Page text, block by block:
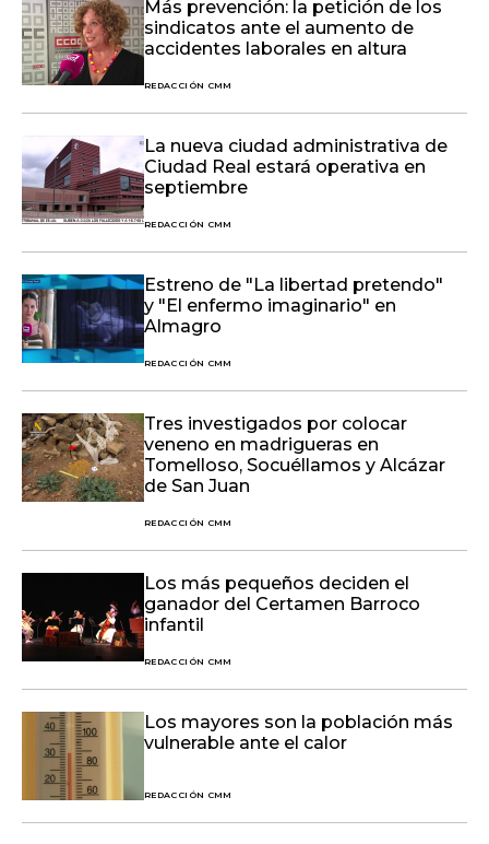
Más prevención: la petición de los
sindicatos ante el aumento de
accidentes laborales en altura
REDACCIÓN CMM
La nueva ciudad administrativa de
Ciudad Real estará operativa en
septiembre
REDACCIÓN CMM
Estreno de "La libertad pretendo"
y "El enfermo imaginario" en
Almagro
REDACCIÓN CMM
Tres investigados por colocar
veneno en madrigueras en
Tomelloso, Socuéllamos y Alcázar
de San Juan
REDACCIÓN CMM
Los más pequeños deciden el
ganador del Certamen Barroco
infantil
REDACCIÓN CMM
Los mayores son la población más
vulnerable ante el calor
REDACCIÓN CMM